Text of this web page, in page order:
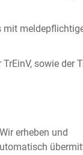
mit
sowie der
erheben und